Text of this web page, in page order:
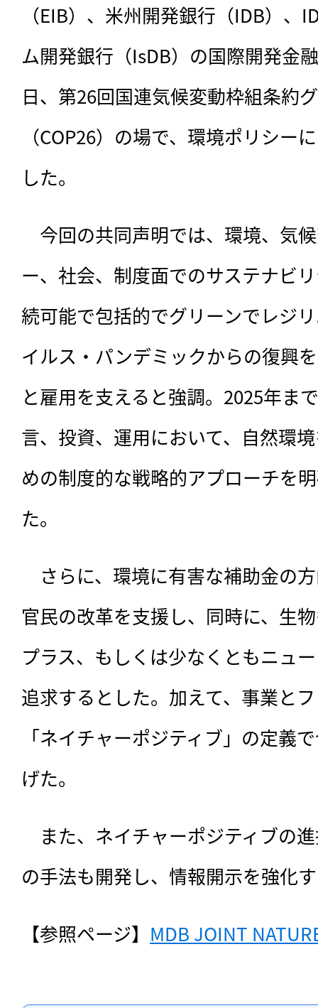
（EIB）、米州開発銀行（IDB）、
ム開発銀行（IsDB）の国際開発金
日、第26回国連気候変動枠組条約
（COP26）の場で、環境ポリシー
した。
今回の共同声明では、 環境、気
ー、社会、制度面でのサステナビ
続可能で包括的でグリーンでレジ
イルス・パンデミックからの復興
と雇用を支えると強調。2025年ま
言、投資、運用において、自然環
めの制度的な戦略的アプローチを
た。
さらに、環境に有害な補助金の
官民の改革を支援し、同時に、生
プラス、もしくは少なくともニュ
追求するとした。加えて、事業と
「ネイチャーポジティブ」の定義
げた。
また、ネイチャーポジティブの
の手法も開発し、情報開示を強化
【参照ページ】 MDB JOINT